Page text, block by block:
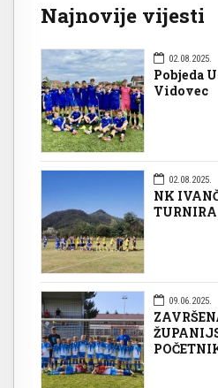
Najnovije vijesti
02.08.2025.
Pobjeda
Vidovec
02.08.2025.
NK
TURNIRA
09.06.2025.